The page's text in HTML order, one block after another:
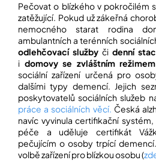
Pečovat o blízkého v pokročilém
zatěžující. Pokud už zákeřná
nemocného starat rodina
ambulantních a terénních
odlehčovací služby či denní
i domovy se zvláštním režimem
sociální zařízení určená pro
dalšími typy demencí. Jejich
poskytovatelů sociálních služeb
práce a sociálních věcí. Česká
navíc vyvinula certifikační
péče a uděluje certifikát
pečujícím o osoby trpící
volbě zařízení pro blízkou osobu (